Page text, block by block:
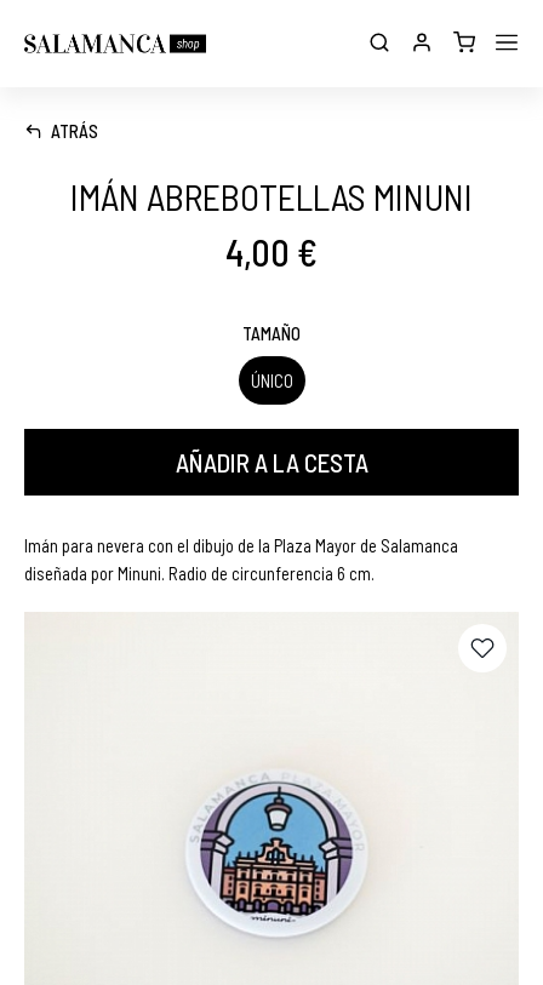
ATRÁS
IMÁN ABREBOTELLAS MINUNI
4,00 €
TAMAÑO
ÚNICO
AÑADIR A LA CESTA
Imán para nevera con el dibujo de la Plaza Mayor de Salamanca
diseñada por Minuni. Radio de circunferencia 6 cm.